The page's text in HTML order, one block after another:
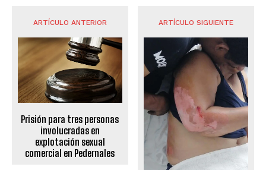
ARTÍCULO ANTERIOR
Prisión para tres personas
involucradas en
explotación sexual
comercial en Pedernales
ARTÍCULO SIGUIENTE